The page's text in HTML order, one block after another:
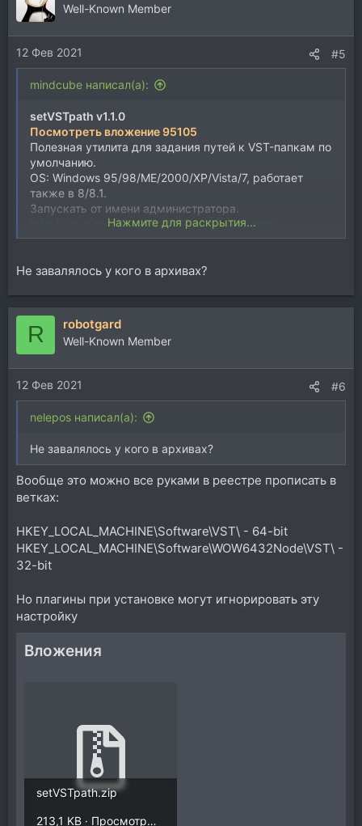
и
и
:
Well-Known Member
12 Фев 2021 #5
mindcube написал(а):
setVSTpath v1.1.0
Посмотреть вложение 95105
Полезная утилита для задания путей к VST-папкам по
умолчанию.
OS: Windows 95/98/ME/2000/XP/Vista/7, работает
также в 8/8.1.
Запускать от имени администратора.
http://www.asseca.org/setVSTpath/index.html
Нажмите для раскрытия...
Не завалялось у кого в архивах?
R robotgard
Well-Known Member
12 Фев 2021 #6
nelepos написал(а):
Не завалялось у кого в архивах?
Вообще это можно все руками в реестре прописать в
ветках:
HKEY_LOCAL_MACHINE\Software\VST\ - 64-bit
HKEY_LOCAL_MACHINE\Software\WOW6432Node\VST\ -
32-bit
Но плагины при установке могут игнорировать эту
настройку
Вложения
setVSTpath.zip
213,1 KB · Просмотры: 420